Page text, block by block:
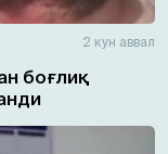
2 кун аввал
боғлиқ